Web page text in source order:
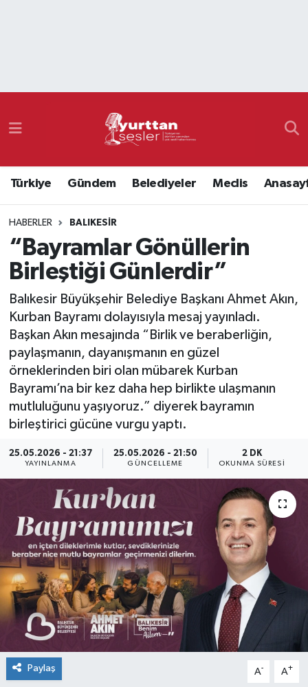
Türkiye Gündem Belediyeler Meclis
HABERLER BALIKESIR
“Bayramlar Gönüllerin
Birleştiği Günlerdir”
Balıkesir Büyükşehir Belediye Başkanı Ahmet Akın,
Kurban Bayramı dolayısıyla mesaj yayınladı.
Başkan Akın mesajında “Birlik ve beraberliğin,
paylaşmanın, dayanışmanın en güzel
örneklerinden biri olan mübarek Kurban
Bayramı’na bir kez daha hep birlikte ulaşmanın
mutluluğunu yaşıyoruz.” diyerek bayramın
birleştirici gücüne vurgu yaptı.
25.05.2026 - 21:37
YAYINLANMA
25.05.2026 - 21:50
GÜNCELLEME
2 DK
OKUNMA SÜRESI
Paylaş A- A+
Namaz Vakitleri
Süper Lig Puan Durumu ve Fikstür
Tüm Manşetler
Son Dakika Haberleri
Haber Arşivi